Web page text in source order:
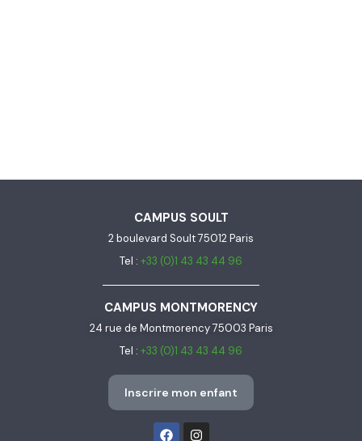
CAMPUS SOULT
2 boulevard Soult 75012 Paris
Tel : +33 (0)1 43 43 44 96
CAMPUS MONTMORENCY
24 rue de Montmorency 75003 Paris
Tel : +33 (0)1 43 43 44 96
Inscrire mon enfant